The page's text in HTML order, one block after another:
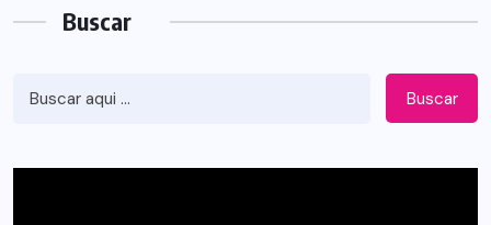
Buscar
Buscar